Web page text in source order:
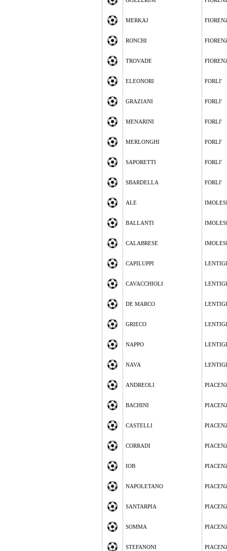
MERKAJ
RONCHI
TROVADE
ELEONORI FORLI'
GRAZIANI FORLI'
MENARINI FORLI'
MERLONGHI FORLI'
SAPORETTI FORLI'
SBARDELLA FORLI'
ALE
BALLANTI
CALABRESE
CAPILUPPI
CAVACCHIOLI
DE MARCO
GRIECO
NAPPO
NAVA
ANDREOLI
BACHINI
CASTELLI
CORRADI
IOB
NAPOLETANO
SANTARPIA
SOMMA
STEFANONI